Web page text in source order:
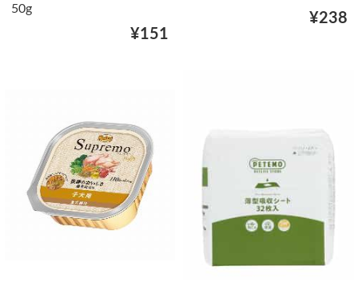
50g
¥151
¥238